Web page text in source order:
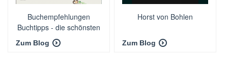
Buchempfehlungen
Buchtipps - die schönsten
Romane
Zum Blog
Horst von Bohlen
Zum Blog